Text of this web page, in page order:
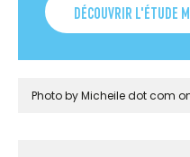
DÉCOUVRIR L'ÉTUDE
Photo by Micheile dot com